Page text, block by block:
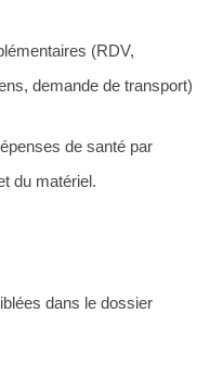
(RDV,
demande de transport)
de santé par
du matériel.
dans le dossier